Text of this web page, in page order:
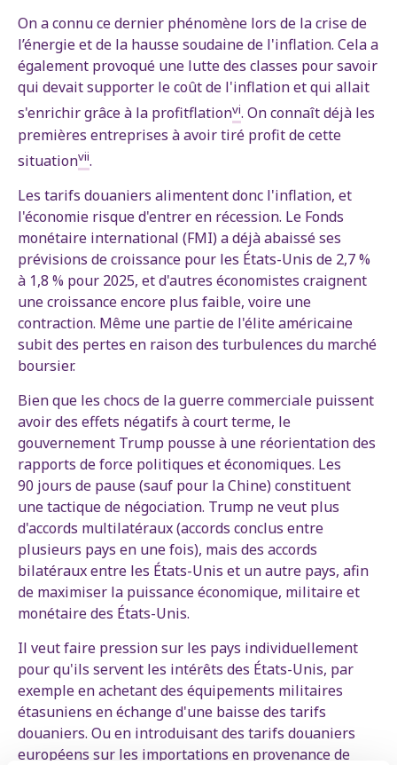
On a connu ce dernier phénomène lors de la crise de
l’énergie et de la hausse soudaine de l'inflation. Cela a
également provoqué une lutte des classes pour savoir
qui devait supporter le coût de l'inflation et qui allait
s'enrichir grâce à la profitflationvi. On connaît déjà les
premières entreprises à avoir tiré profit de cette
situationvii.
Les tarifs douaniers alimentent donc l'inflation, et
l'économie risque d'entrer en récession. Le Fonds
monétaire international (FMI) a déjà abaissé ses
prévisions de croissance pour les États-Unis de 2,7 %
à 1,8 % pour 2025, et d'autres économistes craignent
une croissance encore plus faible, voire une
contraction. Même une partie de l'élite américaine
subit des pertes en raison des turbulences du marché
boursier.
Bien que les chocs de la guerre commerciale puissent
avoir des effets négatifs à court terme, le
gouvernement Trump pousse à une réorientation des
rapports de force politiques et économiques. Les
90 jours de pause (sauf pour la Chine) constituent
une tactique de négociation. Trump ne veut plus
d'accords multilatéraux (accords conclus entre
plusieurs pays en une fois), mais des accords
bilatéraux entre les États-Unis et un autre pays, afin
de maximiser la puissance économique, militaire et
monétaire des États-Unis.
Il veut faire pression sur les pays individuellement
pour qu'ils servent les intérêts des États-Unis, par
exemple en achetant des équipements militaires
étasuniens en échange d'une baisse des tarifs
douaniers. Ou en introduisant des tarifs douaniers
européens sur les importations en provenance de